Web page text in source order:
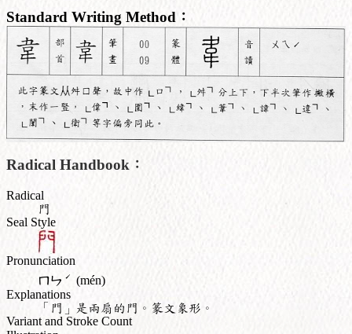
Standard Writing Method：
Radical Handbook：
Radical
門
Seal Style
Pronunciation
ㄇㄣ ˊ (mén)
Explanations
「門」是兩扇的門。篆文象形。
Variant and Stroke Count